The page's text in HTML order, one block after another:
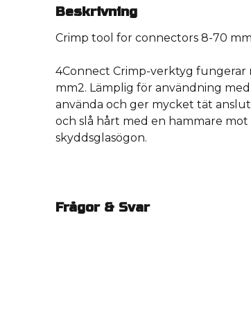
Beskrivning
Crimp tool for connectors 8-70
4Connect Crimp-verktyg
mm2. Lämplig för användning
använda och ger mycket tät
och slå hårt med en hammare
skyddsglasögon.
Frågor & Svar